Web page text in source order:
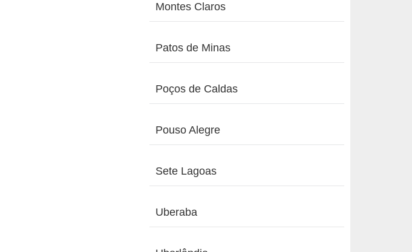
Montes Claros
Patos de Minas
Poços de Caldas
Pouso Alegre
Sete Lagoas
Uberaba